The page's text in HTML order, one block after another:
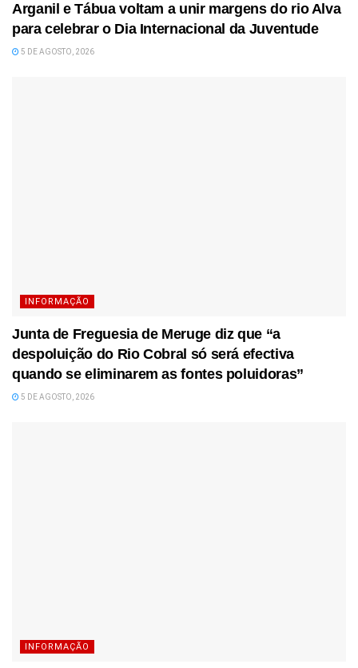
Arganil e Tábua voltam a unir margens do rio Alva
para celebrar o Dia Internacional da Juventude
5 DE AGOSTO, 2026
INFORMAÇÃO
Junta de Freguesia de Meruge diz que “a
despoluição do Rio Cobral só será efectiva
quando se eliminarem as fontes poluidoras”
5 DE AGOSTO, 2026
INFORMAÇÃO